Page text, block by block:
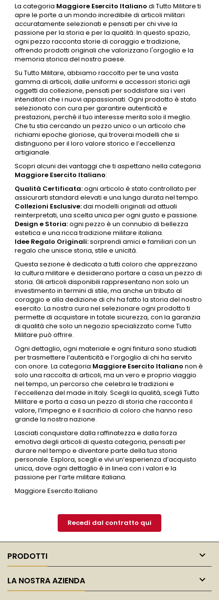
La categoria Maggiore Esercito Italiano di Tutto Militare ti
apre le porte a un mondo incredibile di articoli militari
accuratamente selezionati e pensati per chi vive la
passione per la storia e per la qualità. In questo spazio,
ogni pezzo racconta storie di coraggio e tradizione,
offrendo prodotti originali che valorizzano l'orgoglio e la
memoria storica del nostro paese.
Su Tutto Militare, abbiamo raccolto per te una vasta
gamma di articoli, dalle uniformi e accessori storici agli
oggetti da collezione, pensati per soddisfare sia i veri
intenditori che i nuovi appassionati. Ogni prodotto è stato
selezionato con cura per garantire autenticità e
prestazioni, perché il tuo interesse merita solo il meglio.
Che tu stia cercando un pezzo unico o un articolo che
richiami epoche gloriose, qui troverai modelli che si
distinguono per il loro valore storico e l’eccellenza
artigianale.
Scopri alcuni dei vantaggi che ti aspettano nella categoria
Maggiore Esercito Italiano:
Qualità Certificata:ogni articolo è stato controllato per
assicurarti standard elevati e una lunga durata nel tempo.
Collezioni Esclusive:dai modelli originali ad attuali
reinterpretati, una scelta unica per ogni gusto e passione.
Design e Storia:ogni pezzo è un connubio di bellezza
estetica e una ricca tradizione militare italiana.
Idee Regalo Originali:sorprendi amici e familiari con un
regalo che unisce storia, stile e unicità.
Questa sezione è dedicata a tutti coloro che apprezzano
la cultura militare e desiderano portare a casa un pezzo di
storia. Gli articoli disponibili rappresentano non solo un
investimento in termini di stile, ma anche un tributo al
coraggio e alla dedizione di chi ha fatto la storia del nostro
esercito. La nostra cura nel selezionare ogni prodotto ti
permette di acquistare in totale sicurezza, con la garanzia
di qualità che solo un negozio specializzato come Tutto
Militare può offrire.
Ogni dettaglio, ogni materiale e ogni finitura sono studiati
per trasmettere l’autenticità e l’orgoglio di chi ha servito
con onore. La categoria Maggiore Esercito Italiano non è
solo una raccolta di articoli, ma un vero e proprio viaggio
nel tempo, un percorso che celebra le tradizioni e
l’eccellenza del made in Italy. Scegli la qualità, scegli Tutto
Militare e porta a casa un pezzo di storia che racconta il
valore, l’impegno e il sacrificio di coloro che hanno reso
grande la nostra nazione.
Lasciati conquistare dalla raffinatezza e dalla forza
emotiva degli articoli di questa categoria, pensati per
durare nel tempo e diventare parte della tua storia
personale. Esplora, scegli e vivi un’esperienza d’acquisto
unica, dove ogni dettaglio è in linea con i valori e la
passione per l’arte militare italiana.
Maggiore Esercito Italiano
Recedi dal contratto qui
PRODOTTI 
LA NOSTRA AZIENDA 